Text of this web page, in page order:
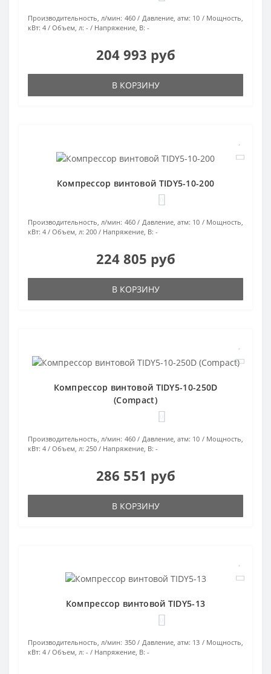
Производительность, л/мин: 460 Давление, атм: 10
Мощность,
кВт: 4 Объем, л: - Напряжение, В: -
204 993 руб
В КОРЗИНУ
Компрессор винтовой TIDY5-10-200
Производительность, л/мин: 460 Давление, атм: 10
Мощность,
кВт: 4 Объем, л: 200 Напряжение, В: -
224 805 руб
В КОРЗИНУ
Компрессор винтовой TIDY5-10-250D
(Compact)
Производительность, л/мин: 460 Давление, атм: 10
Мощность,
кВт: 4 Объем, л: 250 Напряжение, В: -
286 551 руб
В КОРЗИНУ
Компрессор винтовой TIDY5-13
Производительность, л/мин: 350 Давление, атм: 13
Мощность,
кВт: 4 Объем, л: - Напряжение, В: -